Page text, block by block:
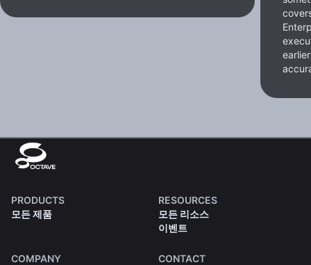
PRODUCTS
모든 제품
RESOURCES
모든 리소스
이벤트
COMPANY
CONTACT